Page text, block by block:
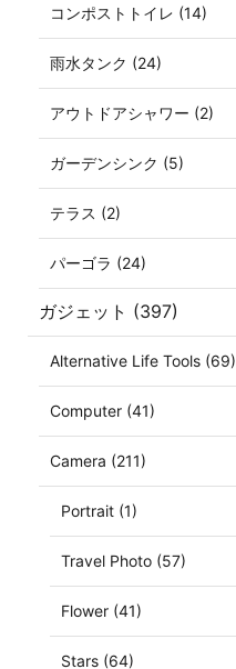
コンポストトイレ (14)
雨水タンク (24)
アウトドアシャワー (2)
ガーデンシンク (5)
テラス (2)
パーゴラ (24)
ガジェット (397)
Alternative Life Tools (69)
Computer (41)
Camera (211)
Portrait (1)
Travel Photo (57)
Flower (41)
Stars (64)